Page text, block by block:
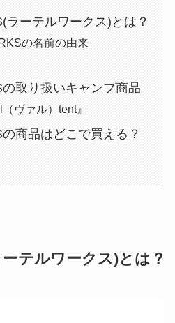
ラーテルワークス)とは？
の名前の由来
取り扱いキャンプ商品
ヴァル）tent』
商品はどこで買える？
テルワークス)とは？